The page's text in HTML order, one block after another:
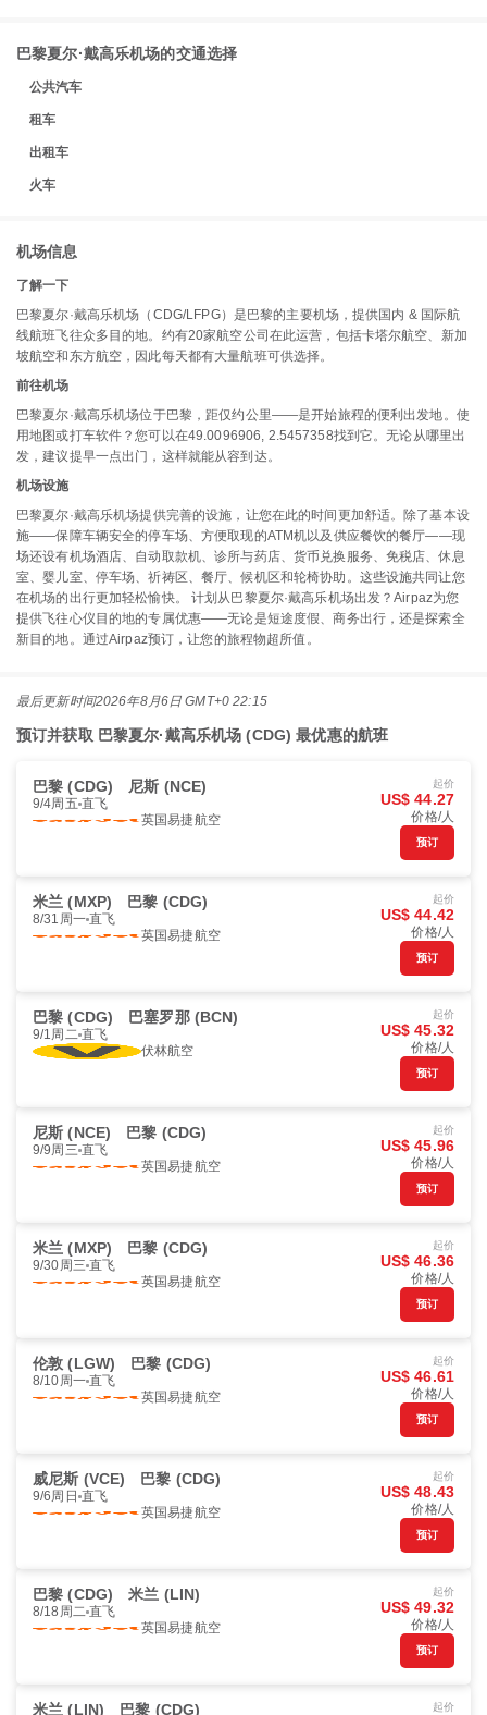
巴黎夏尔·戴高乐机场的交通选择
公共汽车
租车
出租车
火车
机场信息
了解一下
巴黎夏尔·戴高乐机场（CDG/LFPG）是巴黎的主要机场，提供国内 & 国际航
线航班飞往众多目的地。约有20家航空公司在此运营，包括卡塔尔航空、新加
坡航空和东方航空，因此每天都有大量航班可供选择。
前往机场
巴黎夏尔·戴高乐机场位于巴黎，距仅约公里——是开始旅程的便利出发地。使
用地图或打车软件？您可以在49.0096906, 2.5457358找到它。无论从哪里出
发，建议提早一点出门，这样就能从容到达。
机场设施
巴黎夏尔·戴高乐机场提供完善的设施，让您在此的时间更加舒适。除了基本设
施——保障车辆安全的停车场、方便取现的ATM机以及供应餐饮的餐厅——现
场还设有机场酒店、自动取款机、诊所与药店、货币兑换服务、免税店、休息
室、婴儿室、停车场、祈祷区、餐厅、候机区和轮椅协助。这些设施共同让您
在机场的出行更加轻松愉快。 计划从巴黎夏尔·戴高乐机场出发？Airpaz为您
提供飞往心仪目的地的专属优惠——无论是短途度假、商务出行，还是探索全
新目的地。通过Airpaz预订，让您的旅程物超所值。
最后更新时间2026年8月6日 GMT+0 22:15
预订并获取 巴黎夏尔·戴高乐机场 (CDG) 最优惠的航班
巴黎 (CDG) 尼斯 (NCE)
9/4周五 直飞
英国易捷航空
起价
US$ 44.27
价格/人
预订
米兰 (MXP) 巴黎 (CDG)
8/31周一 直飞
英国易捷航空
起价
US$ 44.42
价格/人
预订
巴黎 (CDG) 巴塞罗那 (BCN)
9/1周二 直飞
伏林航空
起价
US$ 45.32
价格/人
预订
尼斯 (NCE) 巴黎 (CDG)
9/9周三 直飞
英国易捷航空
起价
US$ 45.96
价格/人
预订
米兰 (MXP) 巴黎 (CDG)
9/30周三 直飞
英国易捷航空
起价
US$ 46.36
价格/人
预订
伦敦 (LGW) 巴黎 (CDG)
8/10周一 直飞
英国易捷航空
起价
US$ 46.61
价格/人
预订
威尼斯 (VCE) 巴黎 (CDG)
9/6周日 直飞
英国易捷航空
起价
US$ 48.43
价格/人
预订
巴黎 (CDG) 米兰 (LIN)
8/18周二 直飞
英国易捷航空
起价
US$ 49.32
价格/人
预订
米兰 (LIN) 巴黎 (CDG) 起价